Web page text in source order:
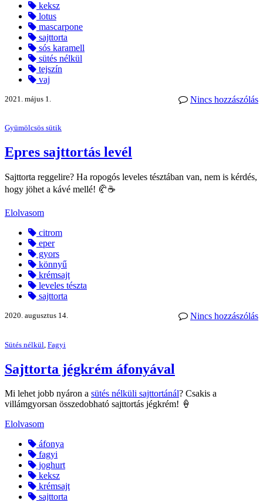
keksz
lotus
mascarpone
sajttorta
sós karamell
sütés nélkül
tejszín
vaj
Nincs hozzászólás
2021. május 1.
Gyümölcsös sütik
Epres sajttortás levél
Sajttorta reggelire? Ha ropogós leveles tésztában van, nem is kérdés,
hogy jöhet a kávé mellé! 🥐☕
Elolvasom
citrom
eper
gyors
könnyű
krémsajt
leveles tészta
sajttorta
Nincs hozzászólás
2020. augusztus 14.
Sütés nélkül Fagyi
Sajttorta jégkrém áfonyával
Mi lehet jobb nyáron a sütés nélküli sajttortánál? Csakis a
villámgyorsan összedobható sajttortás jégkrém! 🍦
Elolvasom
áfonya
fagyi
joghurt
keksz
krémsajt
sajttorta